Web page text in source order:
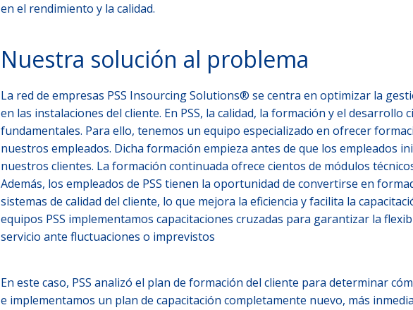
en el rendimiento y la calidad.
Nuestra solución al problema
La red de empresas PSS Insourcing Solutions® se centra en optimizar la
en las instalaciones del cliente. En PSS, la calidad, la formación y el desarrollo
fundamentales. Para ello, tenemos un equipo especializado en ofrecer
nuestros empleados. Dicha formación empieza antes de que los empleados
nuestros clientes. La formación continuada ofrece cientos de módulos
Además, los empleados de PSS tienen la oportunidad de convertirse en
sistemas de calidad del cliente, lo que mejora la eficiencia y facilita la
equipos PSS implementamos capacitaciones cruzadas para garantizar la
servicio ante fluctuaciones o imprevistos
En este caso, PSS analizó el plan de formación del cliente para determinar
e implementamos un plan de capacitación completamente nuevo, más